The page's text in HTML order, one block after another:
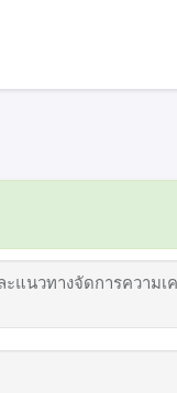
นวทางจัดการความ